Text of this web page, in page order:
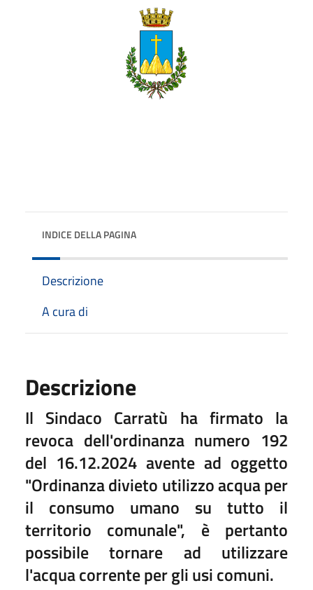
INDICE DELLA PAGINA
Descrizione
A cura di
Descrizione
Il Sindaco Carratù ha firmato la
revoca dell'ordinanza numero 192
del 16.12.2024 avente ad oggetto
"Ordinanza divieto utilizzo acqua per
il consumo umano su tutto il
territorio comunale", è pertanto
possibile tornare ad utilizzare
l'acqua corrente per gli usi comuni.